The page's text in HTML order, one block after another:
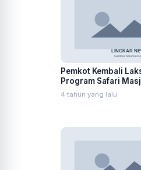
Pemkot Kembali
Program Safari
4 tahun yang lalu